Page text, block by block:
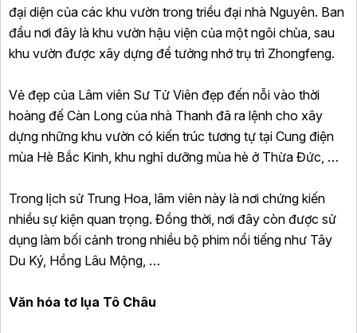
đại diện của các khu vườn trong triều đại nhà Nguyên. Ban
đầu nơi đây là khu vườn hậu viện của một ngôi chùa, sau
khu vườn được xây dựng để tưởng nhớ trụ trì Zhongfeng.
Vẻ đẹp của Lâm viên Sư Tử Viên đẹp đến nỗi vào thời
hoàng đế Càn Long của nhà Thanh đã ra lệnh cho xây
dựng những khu vườn có kiến trúc tương tự tại Cung điện
mùa Hè Bắc Kinh, khu nghỉ dưỡng mùa hè ở Thừa Đức, …
Trong lịch sử Trung Hoa, lâm viên này là nơi chứng kiến
nhiều sự kiện quan trọng. Đồng thời, nơi đây còn được sử
dụng làm bối cảnh trong nhiều bộ phim nổi tiếng như Tây
Du Ký, Hồng Lâu Mộng, …
Văn hóa tơ lụa Tô Châu